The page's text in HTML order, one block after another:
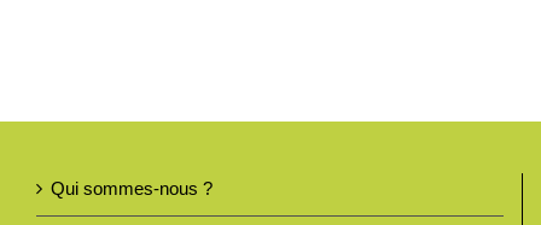
Qui sommes-nous ?